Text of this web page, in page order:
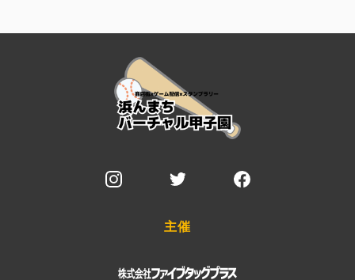
主催